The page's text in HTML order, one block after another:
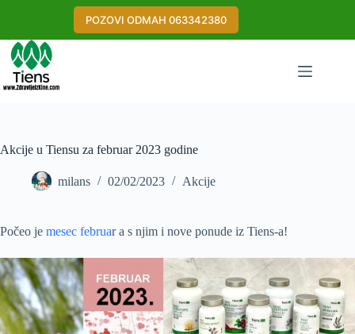
POZOVI ODMAH 063342380
Akcije u Tiensu za februar 2023 godine
milans 02/02/2023 Akcije
Počeo je mesec februar a s njim i nove ponude iz Tiens-a!